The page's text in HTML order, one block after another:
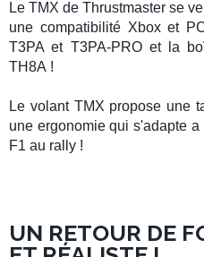
Le TMX de Thrustmaster se
une compatibilité Xboxet
T3PA et T3PA-PROet la
TH8A !
Le volant TMX propose une
une ergonomie qui s'adapte
F1 au rally !
UN RETOUR DE